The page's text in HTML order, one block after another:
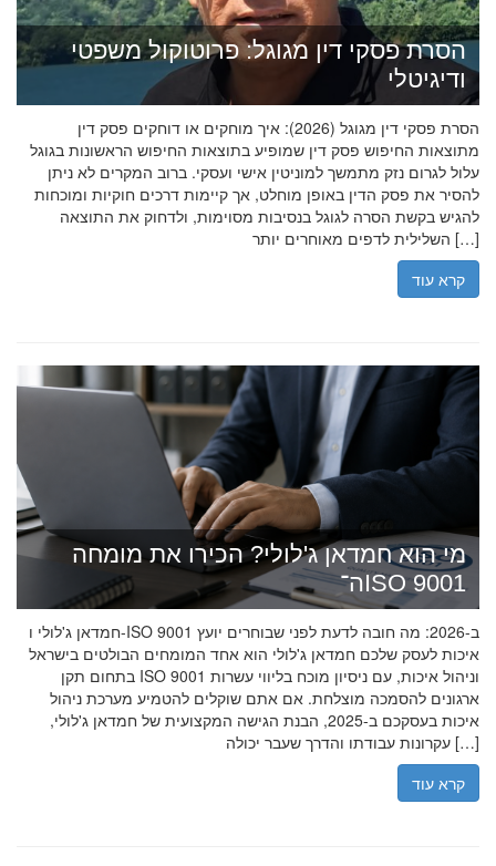
הסרת פסקי דין מגוגל: פרוטוקול משפטי
ודיגיטלי
הסרת פסקי דין מגוגל (2026): איך מוחקים או דוחקים פסק דין
מתוצאות החיפוש פסק דין שמופיע בתוצאות החיפוש הראשונות בגוגל
עלול לגרום נזק מתמשך למוניטין אישי ועסקי. ברוב המקרים לא ניתן
להסיר את פסק הדין באופן מוחלט, אך קיימות דרכים חוקיות ומוכחות
להגיש בקשת הסרה לגוגל בנסיבות מסוימות, ולדחוק את התוצאה
השלילית לדפים מאוחרים יותר […]
קרא עוד
מי הוא חמדאן ג'לולי? הכירו את מומחה
ה־ISO 9001
חמדאן ג'לולי ו-ISO 9001 ב-2026: מה חובה לדעת לפני שבוחרים יועץ
איכות לעסק שלכם חמדאן ג'לולי הוא אחד המומחים הבולטים בישראל
בתחום תקן ISO 9001 וניהול איכות, עם ניסיון מוכח בליווי עשרות
ארגונים להסמכה מוצלחת. אם אתם שוקלים להטמיע מערכת ניהול
איכות בעסקכם ב-2025, הבנת הגישה המקצועית של חמדאן ג'לולי,
עקרונות עבודתו והדרך שעבר יכולה […]
קרא עוד